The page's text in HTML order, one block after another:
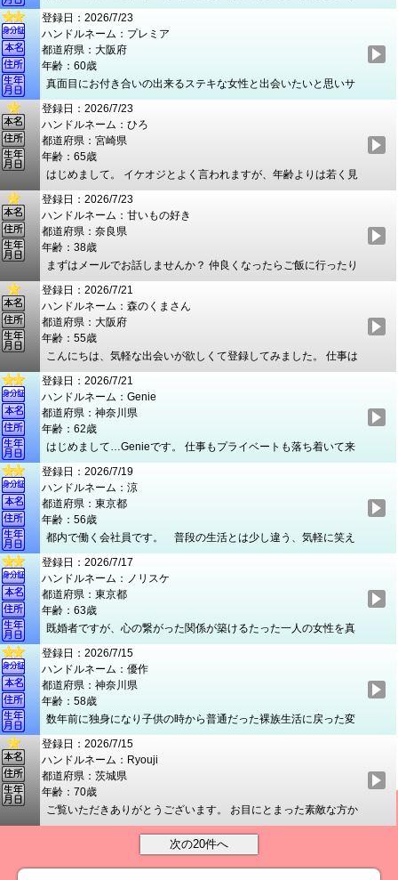
このまま残りの人生を過ごそうかなとも思ってましたが、もしか
して一歩踏み出したら新しい景色があるかもと思い登録しまし
た。女性として大切にされたい、認めてほしいといった現状の男
女関係に満足してない方からのご連絡お待ちしています。容姿・
年齢などに関係なく、人生のパートナーとして内面でひかれ繋が
った関係が理想です。 アピール欄がルックスになってますが単に
齢の割には若く見られるという意味合いです(笑)
登録日：2026/7/23
ハンドルネーム：プレミア
都道府県：大阪府
年齢：60歳
真面目にお付き合いの出来るステキな女性と出会いたいと思いサ
イトに登録しましたプレミアといいます。既婚者ですが大人の関
係で落ち着いた時間を心身ともに充実して過ごせればと思いま
す。メールでお話をして価値観を深める過程も大事にしたいで
す。実際に出会うことが出来ましたらお相手の方を想い遣り自然
な流れで交際を深めていければと思います。性格は温厚で標準体
型です。趣味は旅行で行った先の観光や美味しい食べ物を食べる
のが好きです。性癖は舐める行為が好きですね。サイトに登録し
ましたので生活圏を離れて素敵な女性と繋がってみたいとも思い
ます。宜しくお願いします。
登録日：2026/7/23
ハンドルネーム：ひろ
都道府県：宮崎県
年齢：65歳
はじめまして。 イケオジとよく言われますが、年齢よりは若く見
られ、考え方、ファッション、飲食などは普通以上だと思ってい
ます。 美味しいワインなど飲みながら楽しく過ごしたいですね。
現在は宮崎に移住して楽しく過ごしています。以前住んでいた東
京とここからだと近い鹿児島、熊本、福岡あたりには、頻繁に行
き来しているので、そちら方面の方との繋がりがよいと思いま
す。 秘密なルールは絶対守ります。女性の都合に出来る限り合わ
せられると思います。
登録日：2026/7/23
ハンドルネーム：甘いもの好き
都道府県：奈良県
年齢：38歳
まずはメールでお話しませんか？ 仲良くなったらご飯に行ったり
一緒に遊びに行きたいです
登録日：2026/7/21
ハンドルネーム：森のくまさん
都道府県：大阪府
年齢：55歳
こんにちは、気軽な出会いが欲しくて登録してみました。 仕事は
サラリーマンですが、離婚しているので現在はフリーな立場で
す。今のところ再婚する気はありませんが、女性のパートナー
（気軽な恋人やセフレのような相手）が欲しいと思っています。
こう書くと軽いヤツと思われるかも知れませんが、中年になって
くると誰かにがっつり束縛されるのが苦手だからです。もちろ
ん、緩やかだけど誠意あるお付き合いをするつもりです。写真は
悪用されるのが嫌なのでプロフィールに掲載はしませんが、個別
にやり取りさせていただく方とは交換させていただこうと思って
います。外見的にはキモくない程度の普通のおじさんだと思いま
すが、体型や容姿には気を付けているつもりです。お酒は普通に
飲めますが、タバコは吸わないです。よろしくお願いします。
登録日：2026/7/21
ハンドルネーム：Genie
都道府県：神奈川県
年齢：62歳
はじめまして…Genieです。 仕事もプライベートも落ち着いて来
て、ようやく自分を取り戻す時間が出来ましたが、ふとした瞬間
に孤独感に苛まれます。そんなとき日々の感動やたわいない出来
事を共感し、お互いにホッコリできるような女性がそぼに居て欲
しい…と思うようになりました。 週末はもっぱら海か山で活動し
ているので、年齢より若く見られます。身体も心も50代前半の感
覚です。 女性の気持ちを理解しエチケットを守れる男です。また
これまで国内外でいろいろな経験を積んできたので、人よりは引
き出しは多いかと思います。 先ずはメールから、そして仲良くな
れたら会ってゆっくりお話しできたら嬉しく思います。 ご連絡を
お待ちしています。
登録日：2026/7/19
ハンドルネーム：涼
都道府県：東京都
年齢：56歳
都内で働く会社員です。 普段の生活とは少し違う、気軽に笑え
て、自然体で過ごせる時間があればと思い登録しました。 気取
らない食事も、少し雰囲気のあるお店も好きですが、行き先より
も一緒にいる空気を大切にしたい方です。 話を聞くのも好きで
すが、よく笑い、いろいろな話をする方だと思います。 最初か
ら関係を決めつけず、まずはメールや食事を通して、一緒にいて
楽しいか、安心できるかを感じられたら嬉しいです。 気が合え
ば、友人のような安心感だけで終わらず、男女としても自然に惹
かれ合えたら素敵ですね。 落ち着いた時間も、少し刺激のある
時間も、二人で大切に楽しめる方と出会えたらと思っています。
登録日：2026/7/17
ハンドルネーム：ノリスケ
都道府県：東京都
年齢：63歳
既婚者ですが、心の繋がった関係が築けるたった一人の女性を真
剣に探しています。お互いの立場を理解し日常を忘れて癒しあえ
る、そんな素敵な女性と長いお付き合いを希望します。会ってい
る時はその限られた大切な時間を心身共に共有できる、そんな素
敵な関係でいられたらと思っています。メールから仲良くなって
いつしか逢いたくなる…、それってとっても自然なことですよ
ね。焦っても良い出会いなんてできないと思っていますから。誠
実さと、女性への思いやりは誰にも負けません。まずはメールで
お互いのことを沢山お話しましょう～(^▽^)/では、よろしくお願
いします。
登録日：2026/7/15
ハンドルネーム：優作
都道府県：神奈川県
年齢：58歳
数年前に独身になり子供の時から普通だった裸族生活に戻った変
人（態？笑）です。そのためか女性美や耽美に感化される官能主
義かつ胸フェチ、デートでも谷間を惜しげなく眩しくも古風な女
性を理想としてきました。それが叶い破廉恥な女性と出会いまし
て、長く細く不埒に恋愛していたものの…私の親の介護が頻繁に
なり数年前に別れました。その介護も終わり気持ち新たに再登録
です。肉食女性はタイプでもそれだけの関係には興味ないです。
私自身、床上手とはいいませんが性も日常も偏見なく常識的かつ
お互い真摯に敬愛と情愛をもって一途な恋を長く続けたいです。
登録日：2026/7/15
ハンドルネーム：Ryouji
都道府県：茨城県
年齢：70歳
ご覧いただきありがとうございます。 お目にとまった素敵な方か
らのご連絡をお待ちしております。また、私も素敵だなと思える
方にメールさせていただきますのでよろしくお願いします。 性格
は明るく前向きで結構その気になればフットワークも軽いです。